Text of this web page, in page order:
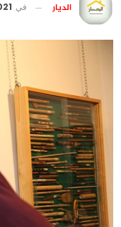
الديار في